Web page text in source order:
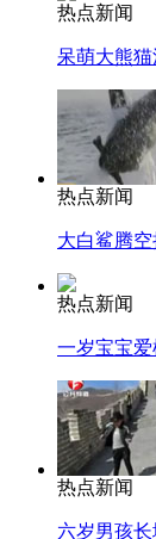
热点新闻
呆萌大熊
热点新闻
大白鲨腾
热点新闻
一岁宝宝
热点新闻
六岁男孩